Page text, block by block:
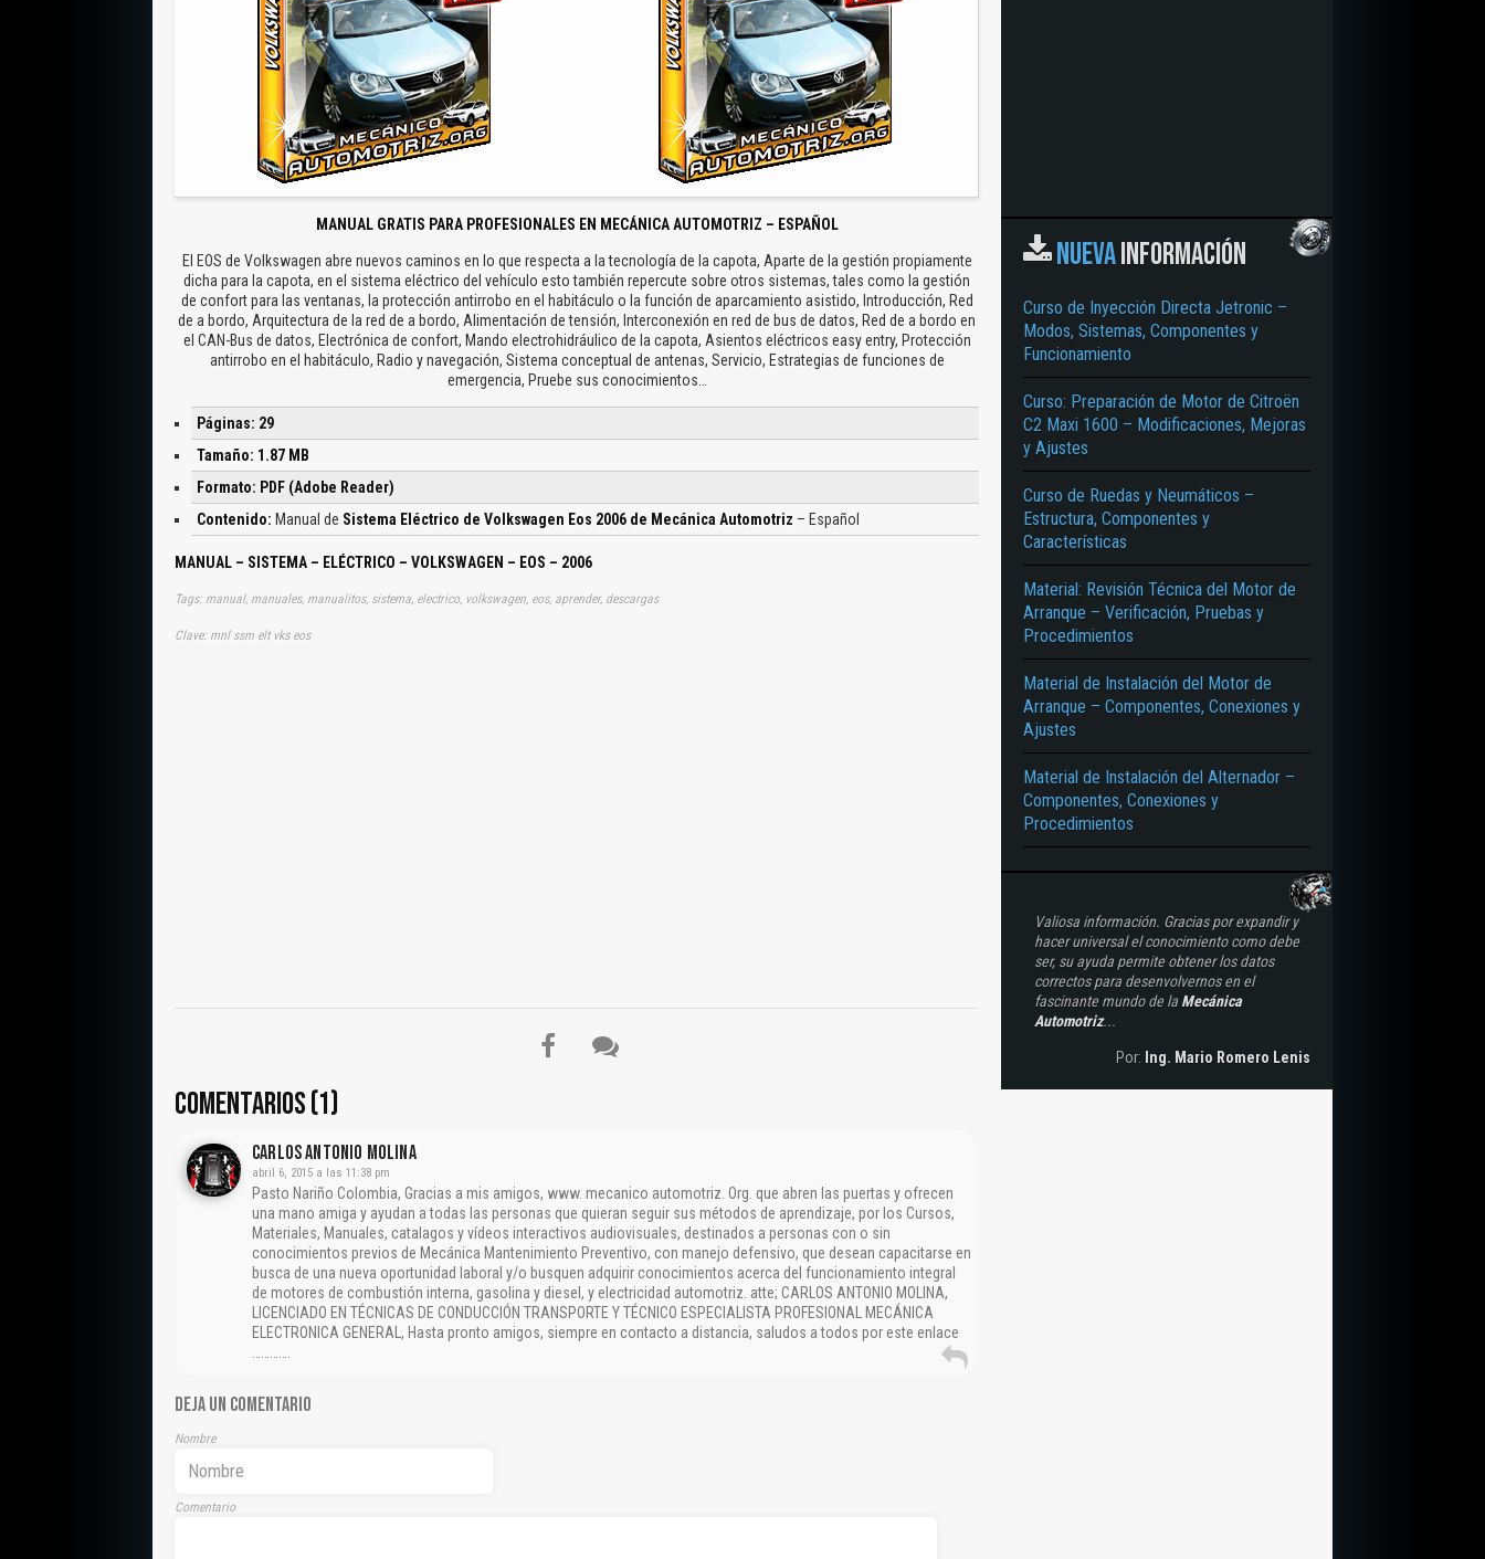
MANUAL GRATIS PARA PROFESIONALES EN MECÁNICA AUTOMOTRIZ – ESPAÑOL
El EOS de Volkswagen abre nuevos caminos en lo que respecta a la tecnología de la capota, Aparte de la gestión propiamente
dicha para la capota, en el sistema eléctrico del vehículo esto también repercute sobre otros sistemas, tales como la gestión
de confort para las ventanas, la protección antirrobo en el habitáculo o la función de aparcamiento asistido, Introducción, Red
de a bordo, Arquitectura de la red de a bordo, Alimentación de tensión, Interconexión en red de bus de datos, Red de a bordo en
el CAN-Bus de datos, Electrónica de confort, Mando electrohidráulico de la capota, Asientos eléctricos easy entry, Protección
antirrobo en el habitáculo, Radio y navegación, Sistema conceptual de antenas, Servicio, Estrategias de funciones de
emergencia, Pruebe sus conocimientos…
Páginas: 29
Tamaño: 1.87 MB
Formato: PDF (Adobe Reader)
Contenido: Manual de Sistema Eléctrico de Volkswagen Eos 2006 de Mecánica Automotriz – Español
MANUAL – SISTEMA – ELÉCTRICO – VOLKSWAGEN – EOS – 2006
Tags: manual, manuales, manualitos, sistema, electrico, volkswagen, eos, aprender, descargas
Clave: mnl ssm elt vks eos
COMENTARIOS (1)
CARLOS ANTONIO MOLINA
abril 6, 2015 a las 11:38 pm
Pasto Nariño Colombia, Gracias a mis amigos, www. mecanico automotriz. Org. que abren las puertas y ofrecen
una mano amiga y ayudan a todas las personas que quieran seguir sus métodos de aprendizaje, por los Cursos,
Materiales, Manuales, catalagos y vídeos interactivos audiovisuales, destinados a personas con o sin
conocimientos previos de Mecánica Mantenimiento Preventivo, con manejo defensivo, que desean capacitarse en
busca de una nueva oportunidad laboral y/o busquen adquirir conocimientos acerca del funcionamiento integral
de motores de combustión interna, gasolina y diesel, y electricidad automotriz. atte; CARLOS ANTONIO MOLINA,
LICENCIADO EN TÉCNICAS DE CONDUCCIÓN TRANSPORTE Y TÉCNICO ESPECIALISTA PROFESIONAL MECÁNICA
ELECTRONICA GENERAL, Hasta pronto amigos, siempre en contacto a distancia, saludos a todos por este enlace
DEJA UN COMENTARIO
Nombre
Comentario
NUEVAINFORMACIÓN
Curso de Inyección Directa Jetronic –
Modos, Sistemas, Componentes y
Funcionamiento
Curso: Preparación de Motor de Citroën
C2 Maxi 1600 – Modificaciones, Mejoras
y Ajustes
Curso de Ruedas y Neumáticos –
Estructura, Componentes y
Características
Material: Revisión Técnica del Motor de
Arranque – Verificación, Pruebas y
Procedimientos
Material de Instalación del Motor de
Arranque – Componentes, Conexiones y
Ajustes
Material de Instalación del Alternador –
Componentes, Conexiones y
Procedimientos
Valiosa información. Gracias por expandir y
hacer universal el conocimiento como debe
ser, su ayuda permite obtener los datos
correctos para desenvolvernos en el
fascinante mundo de la Mecánica
Automotriz...
Por: Ing. Mario Romero Lenis